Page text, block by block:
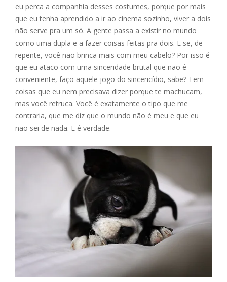
eu perca a companhia desses costumes, porque por mais
que eu tenha aprendido a ir ao cinema sozinho, viver a dois
não serve pra um só. A gente passa a existir no mundo
como uma dupla e a fazer coisas feitas pra dois. E se, de
repente, você não brinca mais com meu cabelo? Por isso é
que eu ataco com uma sinceridade brutal que não é
conveniente, faço aquele jogo do sincericídio, sabe? Tem
coisas que eu nem precisava dizer porque te machucam,
mas você retruca. Você é exatamente o tipo que me
contraria, que me diz que o mundo não é meu e que eu
não sei de nada. E é verdade.